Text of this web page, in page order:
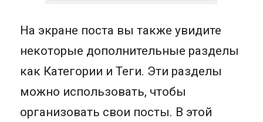
На экране поста вы также увидите
некоторые дополнительные разделы
как Категории и Теги. Эти разделы
можно использовать, чтобы
организовать свои посты. В этой